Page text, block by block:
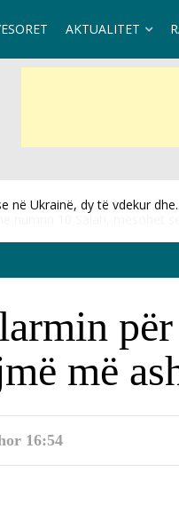
AKTUALITET
numrin 10 Salah, mësohet
më
16:54